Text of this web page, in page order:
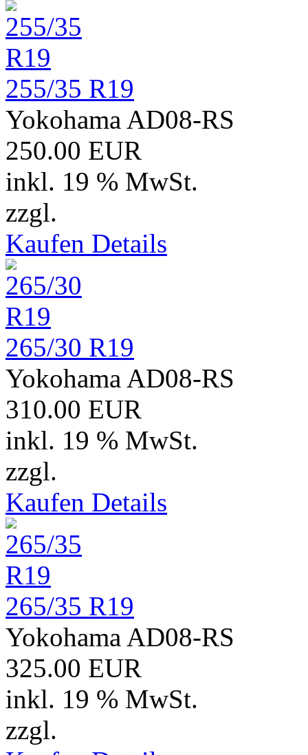
255/35 R19
Yokohama AD08-RS
250.00 EUR
inkl. 19 % MwSt.
zzgl.
Kaufen Details
265/30 R19
Yokohama AD08-RS
310.00 EUR
inkl. 19 % MwSt.
zzgl.
Kaufen Details
265/35 R19
Yokohama AD08-RS
325.00 EUR
inkl. 19 % MwSt.
zzgl.